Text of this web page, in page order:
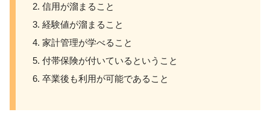
信用が溜まること
経験値が溜まること
家計管理が学べること
付帯保険が付いているということ
卒業後も利用が可能であること